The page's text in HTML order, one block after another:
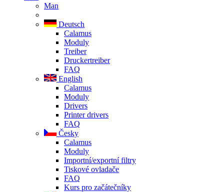
Man
Deutsch
Calamus
Moduly
Treiber
Druckertreiber
FAQ
English
Calamus
Moduly
Drivers
Printer drivers
FAQ
Česky
Calamus
Moduly
Importní/exportní filtry
Tiskové ovladače
FAQ
Kurs pro začátečníky